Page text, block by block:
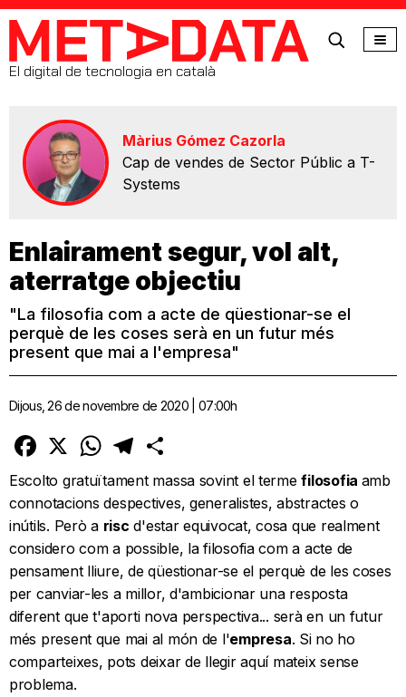
MetaData
El digital de tecnologia en català
Màrius Gómez Cazorla
Cap de vendes de Sector Públic a T-
Systems
Enlairament segur, vol alt,
aterratge objectiu
"La filosofia com a acte de qüestionar-se el
perquè de les coses serà en un futur més
present que mai a l'empresa"
Dijous, 26 de novembre de 2020 | 07:00h
Facebook
X WhatsAppTelegram
Escolto gratuïtament massa sovint el termefilosofia amb
connotacions despectives, generalistes, abstractes o
inútils. Però a risc d'estar equivocat, cosa que realment
considero com a possible, la filosofia com a acte de
pensament lliure, de qüestionar-se el perquè de les coses
per canviar-les a millor, d'ambicionar una resposta
diferent que t'aporti nova perspectiva... serà en un futur
més present que mai al món de l'empresa. Si no ho
comparteixes, pots deixar de llegir aquí mateix sense
problema.